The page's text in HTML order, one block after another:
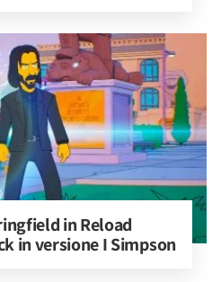
in Reload
in versione I Simpson